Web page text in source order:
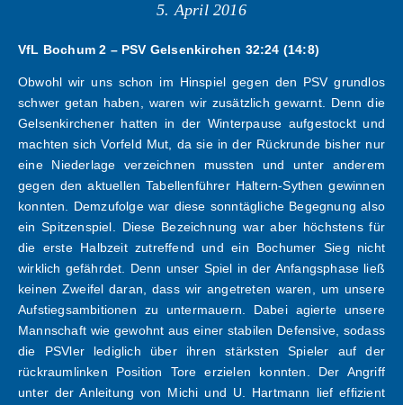
5. April 2016
VfL Bochum 2 – PSV Gelsenkirchen 32:24 (14:8)
Obwohl wir uns schon im Hinspiel gegen den PSV grundlos
schwer getan haben, waren wir zusätzlich gewarnt. Denn die
Gelsenkirchener hatten in der Winterpause aufgestockt und
machten sich Vorfeld Mut, da sie in der Rückrunde bisher nur
eine Niederlage verzeichnen mussten und unter anderem
gegen den aktuellen Tabellenführer Haltern-Sythen gewinnen
konnten. Demzufolge war diese sonntägliche Begegnung also
ein Spitzenspiel. Diese Bezeichnung war aber höchstens für
die erste Halbzeit zutreffend und ein Bochumer Sieg nicht
wirklich gefährdet. Denn unser Spiel in der Anfangsphase ließ
keinen Zweifel daran, dass wir angetreten waren, um unsere
Aufstiegsambitionen zu untermauern. Dabei agierte unsere
Mannschaft wie gewohnt aus einer stabilen Defensive, sodass
die PSVler lediglich über ihren stärksten Spieler auf der
rückraumlinken Position Tore erzielen konnten. Der Angriff
unter der Anleitung von Michi und U. Hartmann lief effizient